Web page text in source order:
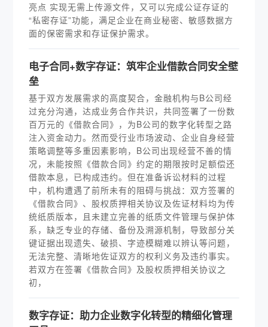
亮点 实现无需上传源文件，又可以完成公证存证的
“私密存证”功能，满足企业在商业秘密、敏感数据方
面的保密需求和存证保护需求。
电子合同+数字存证：筑牢企业借款合同安全壁
垒
基于双方发展需求的高度契合，金融机构与B公司经
过充分沟通，达成业务合作共识，共同签署了一份数
百万元的《借款合同》，为B公司的数字化转型之路
注入资金动力。然而受行业市场波动、企业自身经营
策略调整等多重因素影响，B公司出现经营不善的情
况，未能按照《借款合同》约定的期限按时足额偿还
借款本息，已构成违约。但在准备诉讼材料的过程
中，机构遭遇了前所未有的阻碍与挑战：双方签署的
《借款合同》、股权质押相关协议及佐证材料均为传
统纸质版本，且未建立完善的纸质文件管理与保护体
系，缺乏专业的存储、备份及溯源机制，导致部分关
键证据出现遗失、破损、字迹模糊难以辨认等问题，
无法完整、清晰地佐证双方的权利义务及违约事实。
若双方在签署《借款合同》及股权质押相关协议之
初，
数字存证：助力企业数字化转型的精细化管理